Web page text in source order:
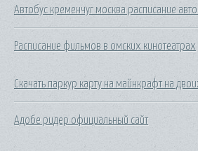
Автобус кременчуг москва расписание
Расписание фильмов в омских кинотеатрах
Скачать паркур карту на майнкрафт на
Адобе ридер официальный сайт